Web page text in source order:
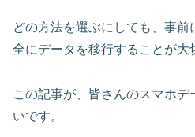
どの方法を選ぶにしても、事
全にデータを移行することが大
この記事が、皆さんのスマホ
いです。